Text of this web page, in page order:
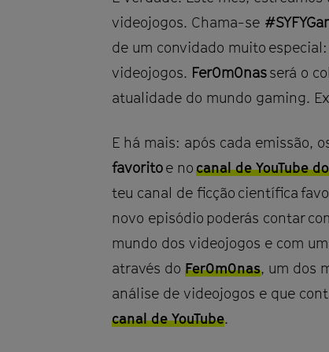
videojogos. Chama-se
de um convidado muito especial:
videojogos. Fer0m0nasserá o
atualidade do mundo gaming.
E há mais: após cada emissão,
favoritoe nocanal de YouTube
teu canal de ficção científica
novo episódio poderás contar
mundo dos videojogos e com
através do Fer0m0nas, um dos
análise de videojogos e que
canal de YouTube.